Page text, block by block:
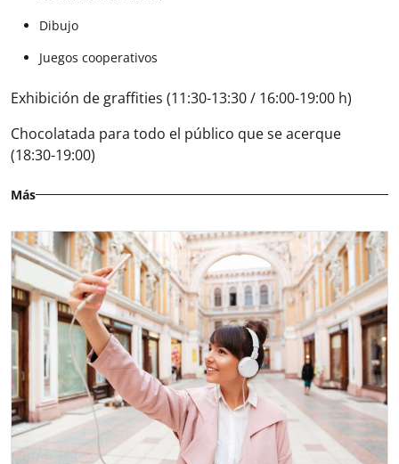
Dibujo
Juegos cooperativos
Exhibición de graffities (11:30-13:30 / 16:00-19:00 h)
Chocolatada para todo el público que se acerque
(18:30-19:00)
Más